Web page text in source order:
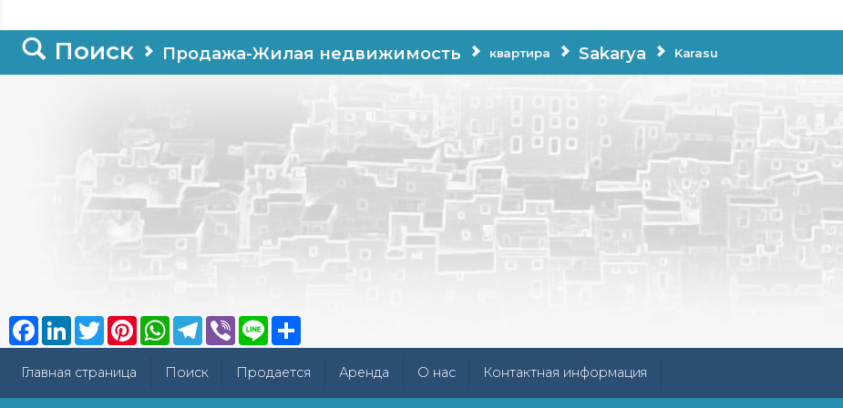
Поиск Продажа-Жилая недвижимость квартира Sakarya Karasu
Главная страница Поиск Продается Аренда О нас Контактная информация
Facebook
LinkedInTwitterPinterestWhatsAppTelegram
Viber Line Share